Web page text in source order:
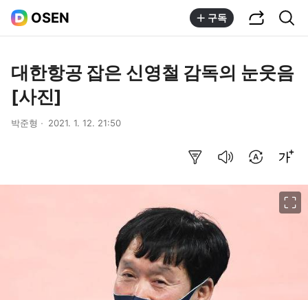
OSEN 구독
대한항공 잡은 신영철 감독의 눈웃음
[사진]
박준형 2021. 1. 12. 21:50